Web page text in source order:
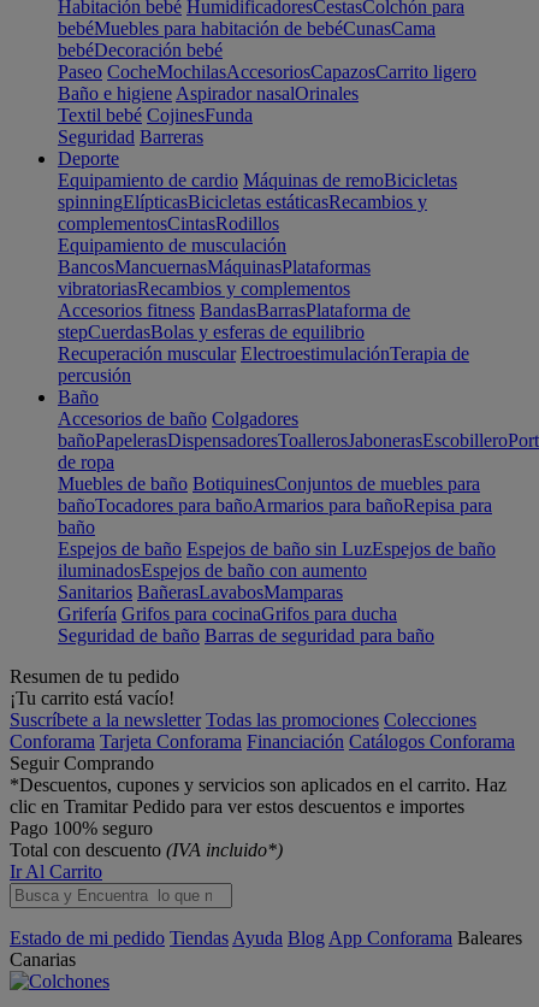
Habitación bebé HumidificadoresCestasColchón para
bebéMuebles para habitación de bebéCunasCama
bebéDecoración bebé
Paseo CocheMochilasAccesoriosCapazosCarrito ligero
Baño e higiene Aspirador nasalOrinales
Textil bebé CojinesFunda
Seguridad Barreras
Deporte
Equipamiento de cardio Máquinas de remoBicicletas
spinningElípticasBicicletas estáticasRecambios y
complementosCintasRodillos
Equipamiento de musculación
BancosMancuernasMáquinasPlataformas
vibratoriasRecambios y complementos
Accesorios fitness BandasBarrasPlataforma de
stepCuerdasBolas y esferas de equilibrio
Recuperación muscular ElectroestimulaciónTerapia de
percusión
Baño
Accesorios de baño Colgadores
bañoPapelerasDispensadoresToallerosJabonerasEscobillero
de ropa
Muebles de baño BotiquinesConjuntos de muebles para
bañoTocadores para bañoArmarios para bañoRepisa para
baño
Espejos de baño Espejos de baño sin LuzEspejos de baño
iluminadosEspejos de baño con aumento
Sanitarios BañerasLavabosMamparas
Grifería Grifos para cocinaGrifos para ducha
Seguridad de baño Barras de seguridad para baño
Resumen de tu pedido
¡Tu carrito está vacío!
Suscríbete a la newsletter Todas las promociones Colecciones
Conforama Tarjeta Conforama Financiación Catálogos Conforama
Seguir Comprando
*Descuentos, cupones y servicios son aplicados en el carrito. Haz
clic en Tramitar Pedido para ver estos descuentos e importes
Pago 100% seguro
Total con descuento (IVA incluido*)
Ir Al Carrito
Estado de mi pedido Tiendas Ayuda Blog App Conforama Baleares
Canarias